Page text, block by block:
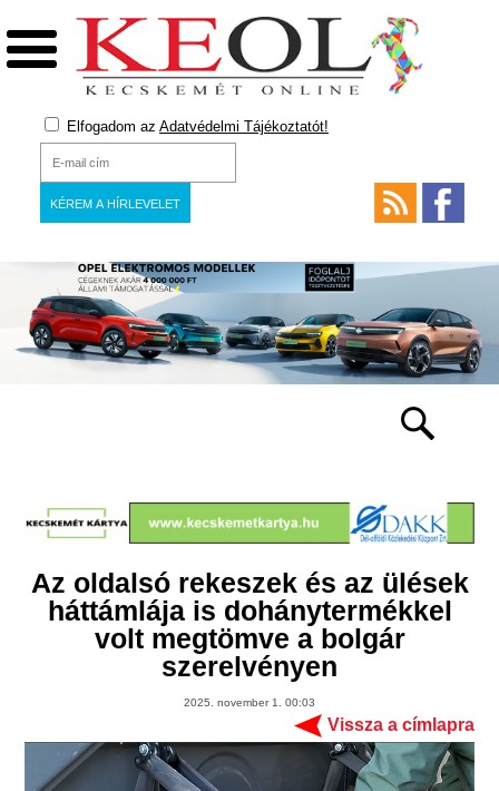
Elfogadom az Adatvédelmi Tájékoztatót!
Az oldalsó rekeszek és az ülések
háttámlája is dohánytermékkel
volt megtömve a bolgár
szerelvényen
2025. november 1. 00:03
Vissza a címlapra